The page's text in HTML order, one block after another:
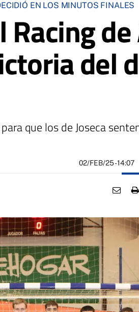
EN LOS MINUTOS FINALES
del
que los de Joseca
02/FEB/25- 14:07